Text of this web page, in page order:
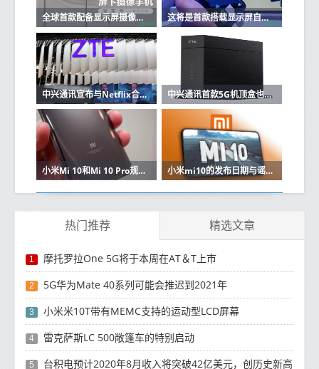
全球首款配备显示屏摄像头的5G智能手机将于9月发布 这将是首款搭载显示屏自拍相机的手机
中兴通讯宣布与Netflix合作推出Hailstorm机顶盒计划 中兴通讯首款5G机顶盒也是千兆网关和路由器
小米Mi 10和Mi 10 Pro规格和价格在线出现 小米mi10的发布日期与谣言和规格
热门推荐 精选文章
1 摩托罗拉One 5G将于本周在AT＆T上市
2 5G华为Mate 40系列可能会推迟到2021年
3 小米米10T带有MEMC支持的运动型LCD屏幕
4 雷克萨斯LC 500敞篷车的特别启动
5 台积电预计2020年8月收入将突破42亿美元，创历史新高